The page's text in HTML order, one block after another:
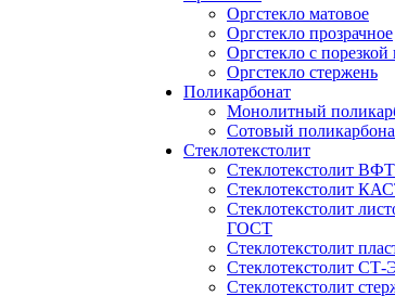
Оргстекло матовое
Оргстекло прозрачное
Оргстекло с порезкой
Оргстекло стержень
Поликарбонат
Монолитный
Сотовый
Стеклотекстолит
Стеклотекстолит
Стеклотекстолит
Стеклотекстолит
ГОСТ
Стеклотекстолит
Стеклотекстолит
Стеклотекстолит